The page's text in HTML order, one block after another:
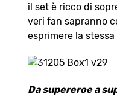
il set è ricco di
veri fan sapranno
esprimere la stessa
Da supereroe a